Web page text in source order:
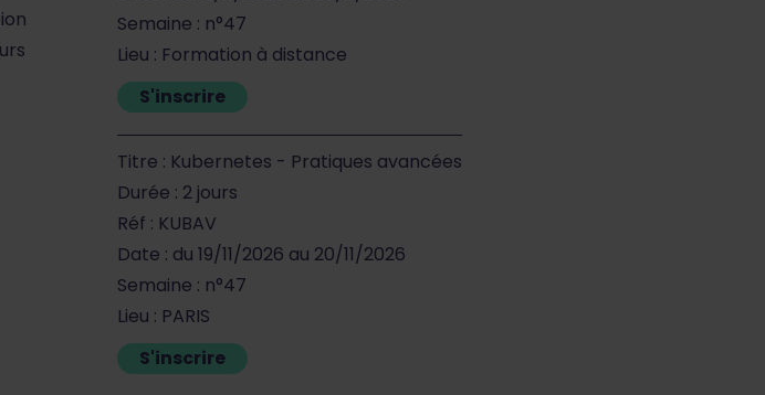
Semaine : n°47
Lieu : Formation à distance
S'inscrire
Titre : Kubernetes - Pratiques avancées
Durée : 2 jours
Réf : KUBAV
Date : du 19/11/2026 au 20/11/2026
Semaine : n°47
Lieu : PARIS
S'inscrire